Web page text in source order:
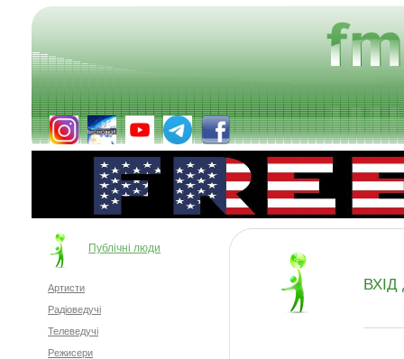
Публічні люди
Артисти
Радіоведучі
Телеведучі
Режисери
ВХІД